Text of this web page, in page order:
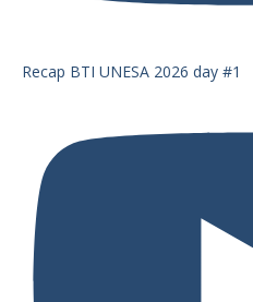
Recap BTI UNESA 2026 day #1